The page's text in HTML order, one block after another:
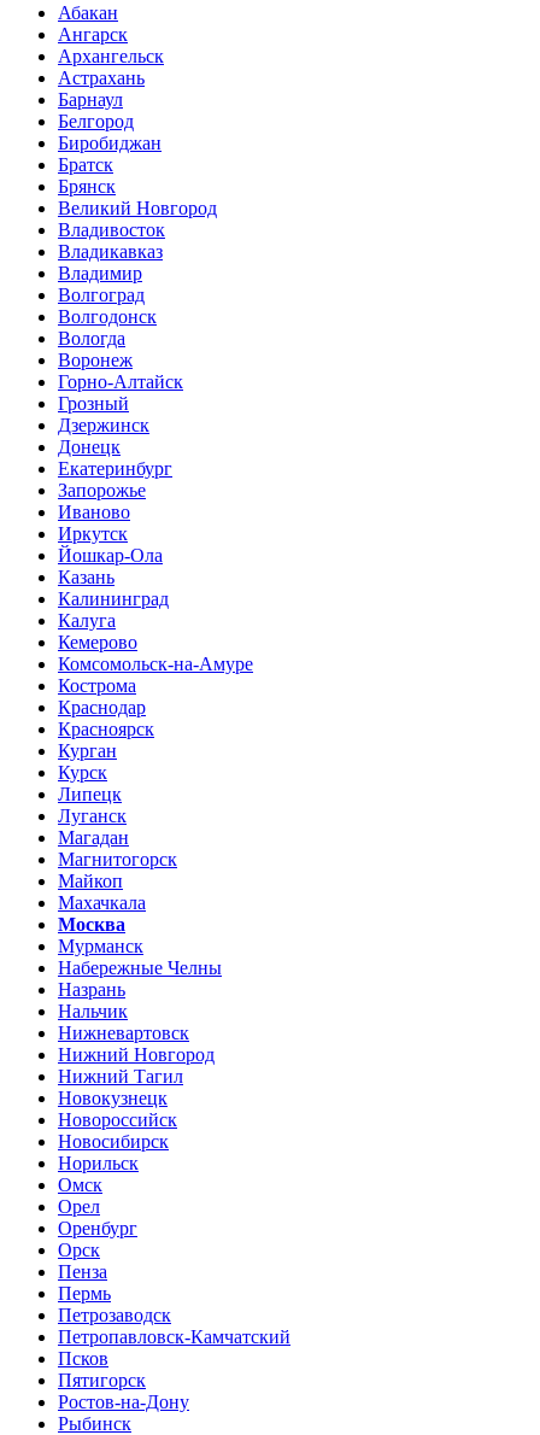
Абакан
Ангарск
Архангельск
Астрахань
Барнаул
Белгород
Биробиджан
Братск
Брянск
Великий Новгород
Владивосток
Владикавказ
Владимир
Волгоград
Волгодонск
Вологда
Воронеж
Горно-Алтайск
Грозный
Дзержинск
Донецк
Екатеринбург
Запорожье
Иваново
Иркутск
Йошкар-Ола
Казань
Калининград
Калуга
Кемерово
Комсомольск-на-Амуре
Кострома
Краснодар
Красноярск
Курган
Курск
Липецк
Луганск
Магадан
Магнитогорск
Майкоп
Махачкала
Москва
Мурманск
Набережные Челны
Назрань
Нальчик
Нижневартовск
Нижний Новгород
Нижний Тагил
Новокузнецк
Новороссийск
Новосибирск
Норильск
Омск
Орел
Оренбург
Орск
Пенза
Пермь
Петрозаводск
Петропавловск-Камчатский
Псков
Пятигорск
Ростов-на-Дону
Рыбинск